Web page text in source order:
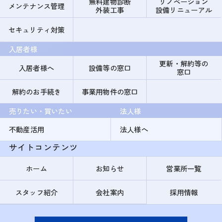
メンテナンス管理
外装工事
設備リニューアル
セキュリティ対策
入居者様
入居者様へ
設備等の窓口
更新・解約等の
窓口
解約のお手続き
事業用物件の窓口
売りたい・買いたい
不動産活用
法人様
法人様へ
サイトコンテンツ
ホーム お知らせ 営業所一覧
スタッフ紹介 会社案内 採用情報